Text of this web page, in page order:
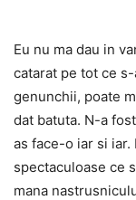
Eu nu ma dau in
catarat pe tot ce
genunchii, poate
dat batuta. N-a
as face-o iar si
spectaculoase ce
mana